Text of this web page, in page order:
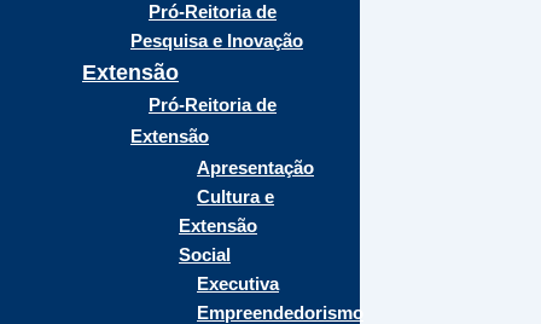
Pró-Reitoria de
Pesquisa e Inovação
Extensão
Pró-Reitoria de
Extensão
Apresentação
Cultura e
Extensão
Social
Executiva
Empreendedorismo